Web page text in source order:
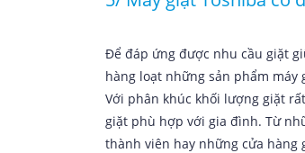
Để đáp ứng được nhu cầu giặt
hàng loạt những sản phẩm
Với phân khúc khối lượng giặt
giặt phù hợp với gia đình. Từ
thành viên hay những cửa hàng